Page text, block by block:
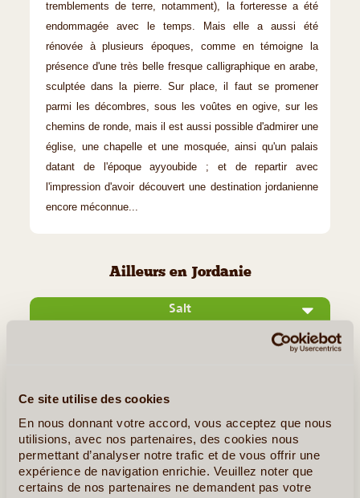
Ce site utilise des cookies
En nous donnant votre accord, vous acceptez que nous
utilisions, avec nos partenaires, des cookies nous
permettant d’analyser notre trafic et de vous offrir une
expérience de navigation enrichie. Veuillez noter que
certains de nos partenaires ne demandent pas votre
tremblements de terre, notamment), la forteresse a été
endommagée avec le temps. Mais elle a aussi été
rénovée à plusieurs époques, comme en témoigne la
présence d'une très belle fresque calligraphique en arabe,
sculptée dans la pierre. Sur place, il faut se promener
parmi les décombres, sous les voûtes en ogive, sur les
chemins de ronde, mais il est aussi possible d'admirer une
église, une chapelle et une mosquée, ainsi qu'un palais
datant de l'époque ayyoubide ; et de repartir avec
l'impression d'avoir découvert une destination jordanienne
encore méconnue...
Ailleurs en Jordanie
Salt